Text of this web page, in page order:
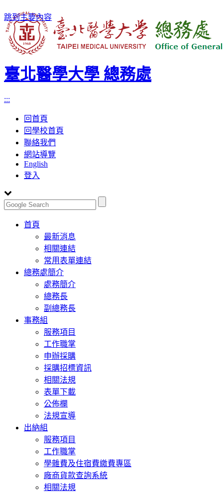
跳到主要內容
臺北醫學大學 總務處
:::
回首頁
回學校首頁
聯絡我們
網站導覽
English
登入
Toggle
navigation
首頁
最新消息
相關連結
常用表單連結
總務處簡介
處務簡介
總務長
副總務長
事務組
服務項目
工作職掌
申辦採購
採購招標資訊
相關法規
表單下載
公佈欄
法規宣導
出納組
服務項目
工作職掌
學雜費及住宿費繳費專區
廠商貨款查詢系統
相關法規